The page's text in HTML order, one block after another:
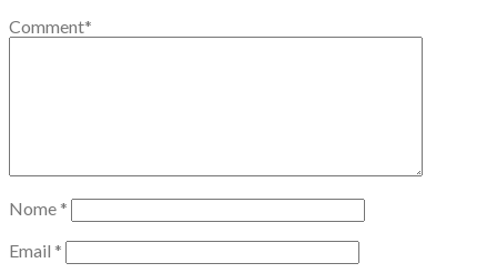
Comment*
Nome *
Email *